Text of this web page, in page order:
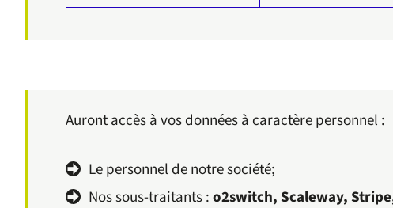
Auront accès à vos données à caractère personnel :
Le personnel de notre société;
Nos sous-traitants : o2switch, Scaleway,